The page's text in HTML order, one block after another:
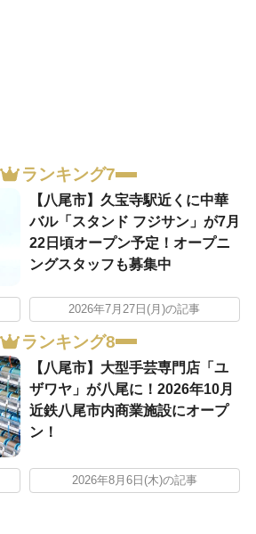
ランキング7
【八尾市】久宝寺駅近くに中華
バル「スタンド フジサン」が7月
22日頃オープン予定！オープニ
ングスタッフも募集中
2026年7月27日(月)の記事
ランキング8
【八尾市】大型手芸専門店「ユ
ザワヤ」が八尾に！2026年10月
近鉄八尾市内商業施設にオープ
ン！
2026年8月6日(木)の記事